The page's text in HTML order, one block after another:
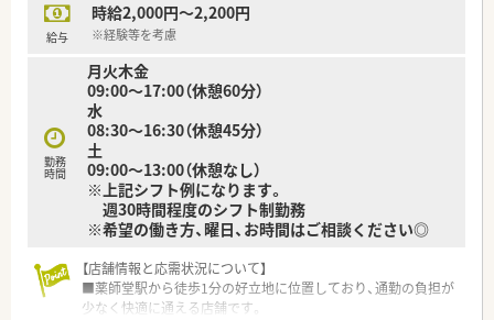
給与
時給2,000円～2,200円
※経験等を考慮
勤務
時間
月火木金
09:00～17:00（休憩60分）
水
08:30～16:30（休憩45分）
土
09:00～13:00（休憩なし）
※上記シフト例になります。
週30時間程度のシフト制勤務
※希望の働き方、曜日、お時間はご相談ください◎
【店舗情報と応需状況について】
■薬師堂駅から徒歩1分の好立地に位置しており、通勤の負担が
少なく快適に通える店舗です。